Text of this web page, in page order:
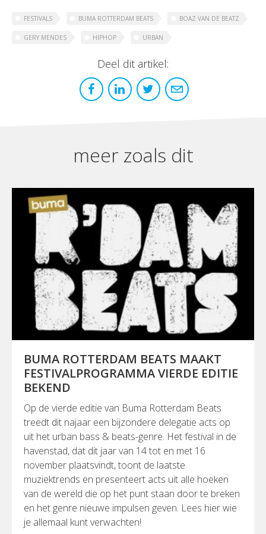
FESTIVALS BUMA ROTTERDAM BEATS BOAZ VAN DE BEATZ
GERY MENDES HIPHOP URBAN
Deel dit artikel:
meer zoals dit
BUMA ROTTERDAM BEATS MAAKT
FESTIVALPROGRAMMA VIERDE EDITIE
BEKEND
Op de vierde editie van Buma Rotterdam Beats
treedt dit najaar een bijzondere delegatie acts op
uit het urban bass & beats-genre. Het festival in de
havenstad, dat dit jaar van 14 tot en met 16
november plaatsvindt, toont de laatste
muziektrends en presenteert acts uit alle hoeken
van de wereld die op het punt staan door te breken
en het genre nieuwe impulsen geven. Lees hier wie
je allemaal kunt verwachten!